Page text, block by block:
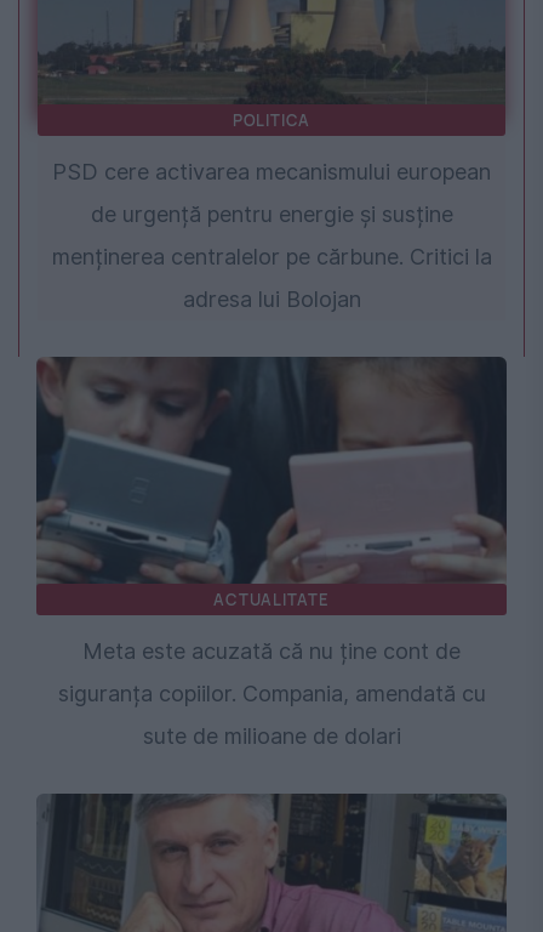
POLITICA
PSD cere activarea mecanismului european
de urgență pentru energie și susține
menținerea centralelor pe cărbune. Critici la
adresa lui Bolojan
ACTUALITATE
Meta este acuzată că nu ține cont de
siguranța copiilor. Compania, amendată cu
sute de milioane de dolari